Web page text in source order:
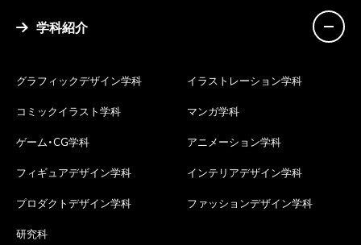
学科紹介
グラフィックデザイン学科
イラストレーション学科
コミックイラスト学科
マンガ学科
ゲーム・CG学科
アニメーション学科
フィギュアデザイン学科
インテリアデザイン学科
プロダクトデザイン学科
ファッションデザイン学科
研究科